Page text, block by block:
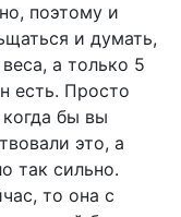
поэтому и
и думать,
а только 5
есть. Просто
бы вы
это, а
так сильно.
то она с